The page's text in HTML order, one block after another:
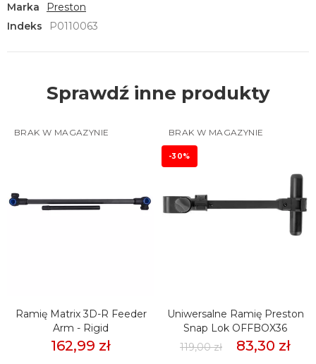
Marka
Preston
Indeks
P0110063
Sprawdź inne produkty
BRAK W MAGAZYNIE
Ramię Matrix 3D-R Feeder
Arm - Rigid
162,99 zł
BRAK W MAGAZYNIE
-30%
Uniwersalne Ramię Preston
Snap Lok OFFBOX36
119,00 zł
83,30 zł